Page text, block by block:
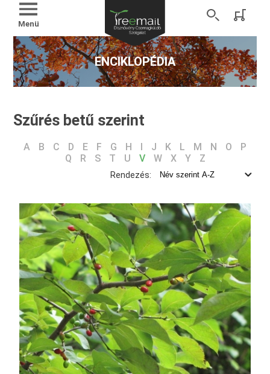
Menü
ENCIKLOPÉDIA
Szűrés betű szerint
A B C D E F G H J K L M N O
P
Q
R S T U V W X Y Z
Rendezés: